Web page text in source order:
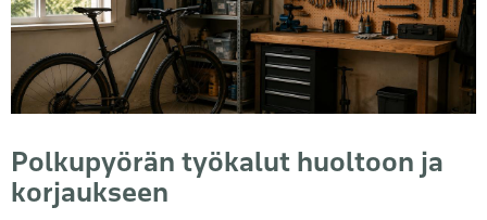
Polkupyörän työkalut huoltoon ja
korjaukseen